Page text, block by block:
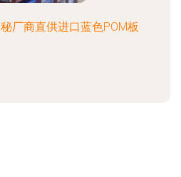
厂商直供进口蓝色POM板